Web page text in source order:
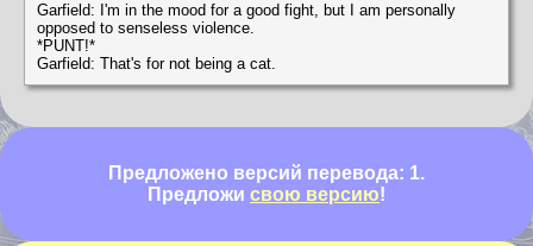
Garfield: I'm in the mood for a good fight, but I am personally
opposed to senseless violence.
*PUNT!*
Garfield: That's for not being a cat.
Предложено версий перевода: 1.
Предложи свою версию!